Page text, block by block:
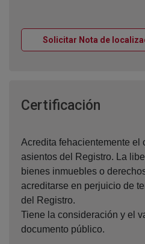
Solicitar Nota de
Certificación
Acredita fehacientemente el
asientos del Registro. La
bienes inmuebles o
acreditarse en perjuicio de
del Registro.
Tiene la consideración y el
documento público.